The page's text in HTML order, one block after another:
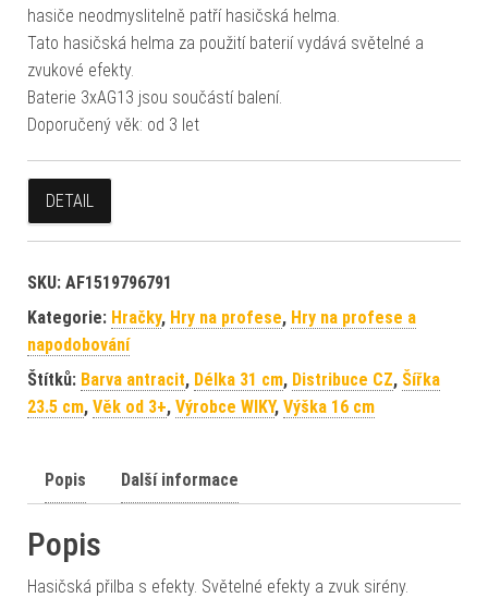
hasiče neodmyslitelně patří hasičská helma.
Tato hasičská helma za použití baterií vydává světelné a
zvukové efekty.
Baterie 3xAG13 jsou součástí balení.
Doporučený věk: od 3 let
DETAIL
SKU: AF1519796791
Kategorie: Hračky, Hry na profese, Hry na profese a
napodobování
Štítků: Barva antracit, Délka 31 cm, Distribuce CZ, Šířka
23.5 cm, Věk od 3+, Výrobce WIKY, Výška 16 cm
Popis Další informace
Popis
Hasičská přilba s efekty. Světelné efekty a zvuk sirény.